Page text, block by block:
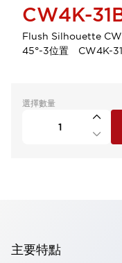
CW4K-
Flush Silhouette
45°-3位置 CW4K-
選擇數量
主要特點